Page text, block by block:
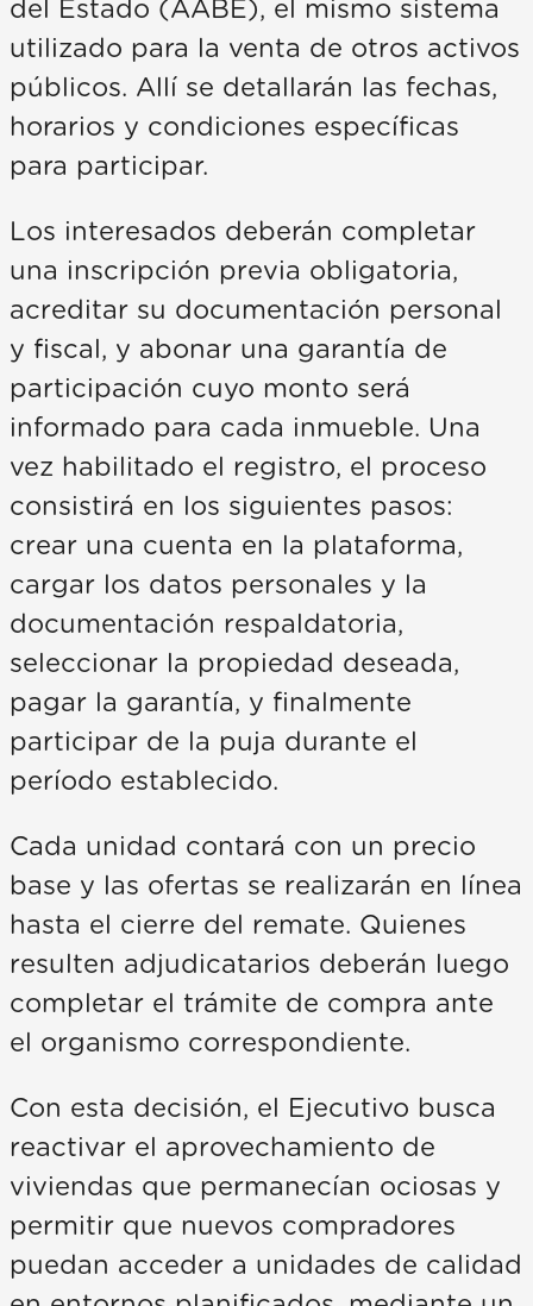
del Estado (AABE), el mismo sistema
utilizado para la venta de otros activos
públicos. Allí se detallarán las fechas,
horarios y condiciones específicas
para participar.
Los interesados deberán completar
una inscripción previa obligatoria,
acreditar su documentación personal
y fiscal, y abonar una garantía de
participación cuyo monto será
informado para cada inmueble. Una
vez habilitado el registro, el proceso
consistirá en los siguientes pasos:
crear una cuenta en la plataforma,
cargar los datos personales y la
documentación respaldatoria,
seleccionar la propiedad deseada,
pagar la garantía, y finalmente
participar de la puja durante el
período establecido.
Cada unidad contará con un precio
base y las ofertas se realizarán en línea
hasta el cierre del remate. Quienes
resulten adjudicatarios deberán luego
completar el trámite de compra ante
el organismo correspondiente.
Con esta decisión, el Ejecutivo busca
reactivar el aprovechamiento de
viviendas que permanecían ociosas y
permitir que nuevos compradores
puedan acceder a unidades de calidad